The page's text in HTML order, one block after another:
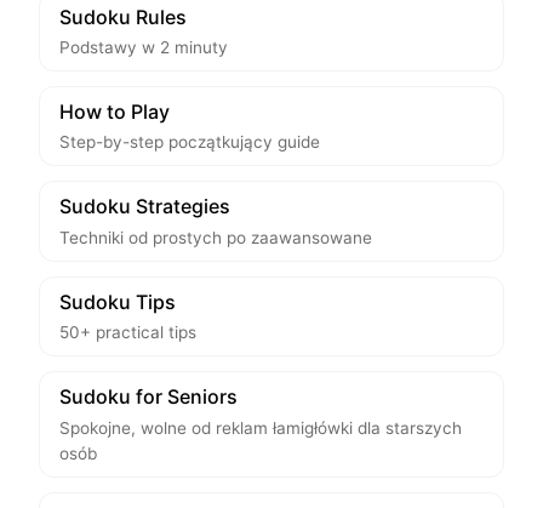
Sudoku Rules
Podstawy w 2 minuty
How to Play
Step-by-step początkujący guide
Sudoku Strategies
Techniki od prostych po zaawansowane
Sudoku Tips
50+ practical tips
Sudoku for Seniors
Spokojne, wolne od reklam łamigłówki dla starszych
osób